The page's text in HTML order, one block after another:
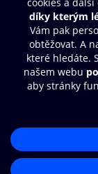
Moje O2
Další zábava
© O2 Czech
Přístupnost
Zásady